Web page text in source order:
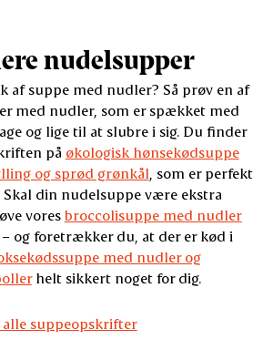
nudelsupper
af suppe med nudler? Så prøv en af
med nudler, som er spækket med
og lige til at slubre i sig. Du finder
på økologisk hønsekødsuppe
og sprød grønkål , som er perfekt
Skal din nudelsuppe være ekstra
vores broccolisuppe med nudler
– og foretrækker du, at der er kød i
med nudler og
helt sikkert noget for dig.
alle suppeopskrifter